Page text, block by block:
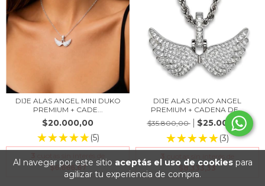
Al navegar por este sitio aceptás el uso de cookiespara
agilizar tu experiencia de compra.
DIJE ALAS ANGEL MINI DUKO
PREMIUM + CADE...
$20.000,00
(5)
$6.666,67
DIJE ALAS DUKO ANGEL
PREMIUM + CADENA DE...
$35.800,00
$25.000,00
(3)
$8.333,33